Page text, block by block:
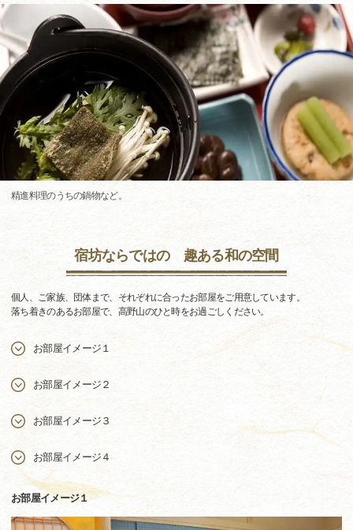
精進料理のうちの鍋物など。
宿坊ならではの 趣ある和の空間
個人、ご家族、団体まで、それぞれに合ったお部屋をご用意しています。
落ち着きのあるお部屋で、高野山のひと時をお過ごしください。
お部屋イメージ１
お部屋イメージ２
お部屋イメージ３
お部屋イメージ４
お部屋イメージ１